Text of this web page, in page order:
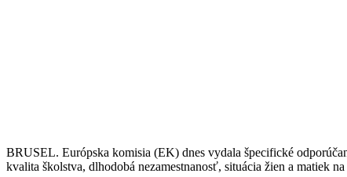
BRUSEL. Európska komisia (EK) dnes vydala špecifické
kvalita školstva, dlhodobá nezamestnanosť, situácia žien a matiek